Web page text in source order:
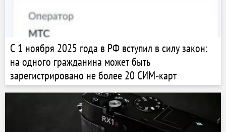
С 1 ноября 2025 года в РФ вступил в силу закон:
на одного гражданина может быть
зарегистрировано не более 20 СИМ‑карт